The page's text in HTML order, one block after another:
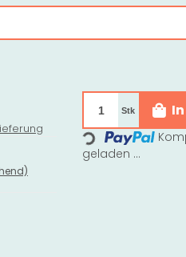
Stk
Loading...geladen ...